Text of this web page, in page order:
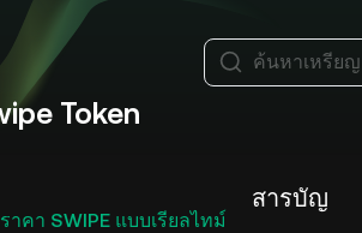
Token
าคา SWIPE แบบเรียลไทม์
ค้นหาเหรีย
สารบัญ